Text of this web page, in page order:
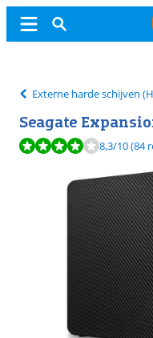
Externe harde schijven
Seagate
Beoordeling is 8,3 van de
8,3/10(84